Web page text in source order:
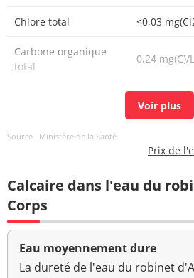
Chlore total <0,03
Carbone organique
total
0,24 mg(C)/L
changement
Bact. aér. revivifiables
à 22°-68h
Bact. aér. revivifiables
à 36°-44h
<1 n/mL
Source : Ministère de la Santé
Prix de
Calcaire dans l'eau du
Corps
Eau moyennement dure
La dureté de l'eau du robinet